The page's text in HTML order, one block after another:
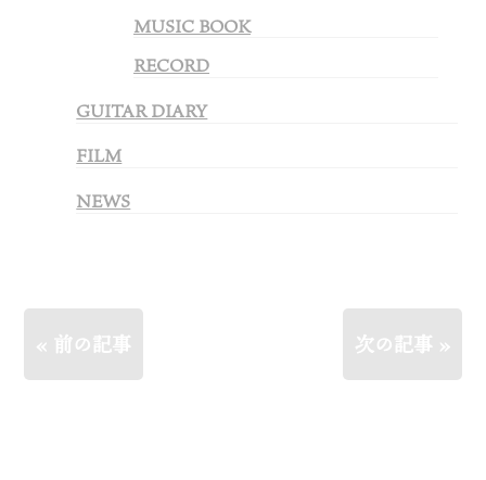
MUSIC BOOK
RECORD
GUITAR DIARY
FILM
NEWS
« 前の記事 次の記事 »